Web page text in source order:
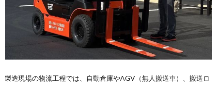
製造現場の物流工程では、自動倉庫やAGV（無人搬送車）、搬送ロ